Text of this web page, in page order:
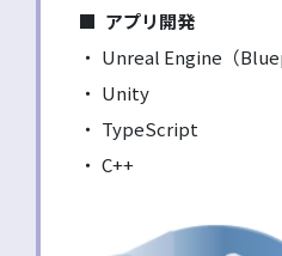
アプリ開発
Unreal Engine（
Unity
TypeScript
C++